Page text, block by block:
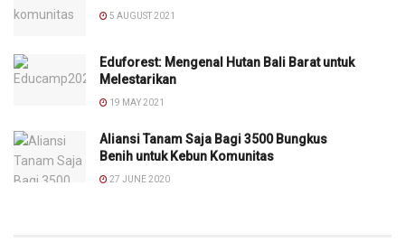
5 AUGUST 2021
Eduforest: Mengenal Hutan Bali Barat untuk
Melestarikan
19 MAY 2021
Aliansi Tanam Saja Bagi 3500 Bungkus
Benih untuk Kebun Komunitas
27 JUNE 2020